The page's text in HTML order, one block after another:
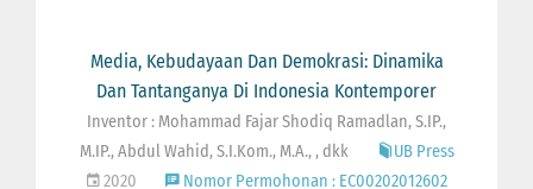
Media, Kebudayaan Dan Demokrasi: Dinamika
Dan Tantanganya Di Indonesia Kontemporer
Inventor : Mohammad Fajar Shodiq Ramadlan, S.IP.,
M.IP., Abdul Wahid, S.I.Kom., M.A., , dkk
UB Press
2020
Nomor Permohonan : EC00202012602